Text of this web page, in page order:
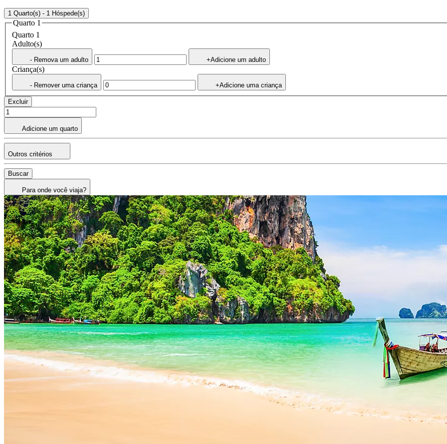
1 Quarto(s) - 1 Hóspede(s)
Quarto 1
Quarto 1
Adulto(s)
- Remova um adulto +Adicione um adulto
Criança(s)
- Remover uma criança +Adicione uma criança
Excluir
Adicione um quarto
Outros critérios
Buscar
Para onde você viaja?